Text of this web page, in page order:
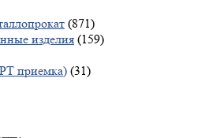
(871)
изделия (159)
приемка) (31)